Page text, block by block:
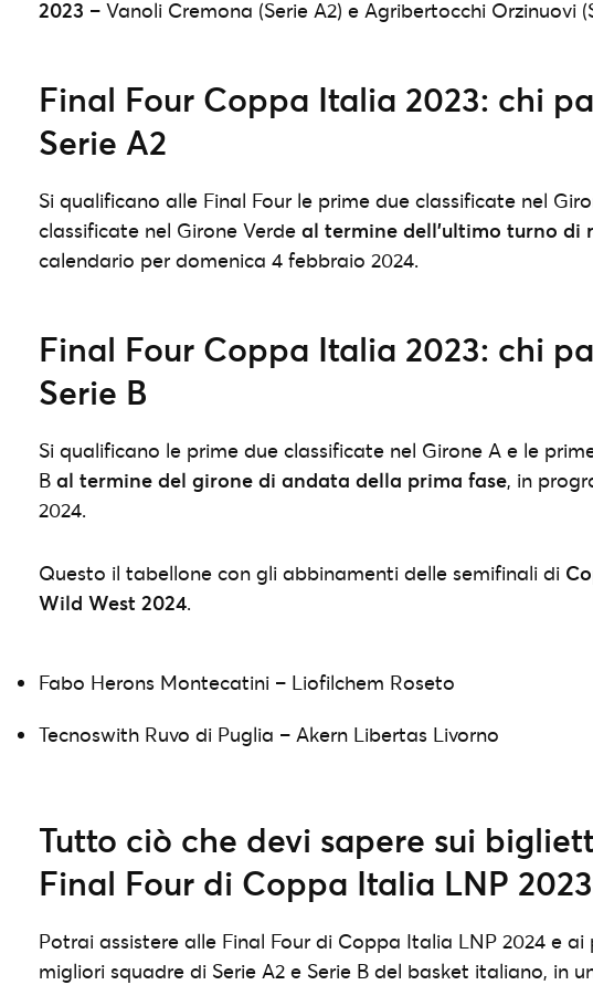
2023 – Vanoli Cremona (Serie A2) e Agribertocchi Orzinuovi
Final Four Coppa Italia 2023: chi
Serie A2
Si qualificano alle Final Four le prime due classificate nel
classificate nel Girone Verde al termine dell’ultimo turno di
calendario per domenica 4 febbraio 2024.
Final Four Coppa Italia 2023: chi
Serie B
Si qualificano le prime due classificate nel Girone A e le
B al termine del girone di andata della prima fase, in
2024.
Questo il tabellone con gli abbinamenti delle semifinali di
Wild West 2024.
Fabo Herons Montecatini – Liofilchem Roseto
Tecnoswith Ruvo di Puglia – Akern Libertas Livorno
Tutto ciò che devi sapere sui
Final Four di Coppa Italia LNP 2023
Potrai assistere alle Final Four di Coppa Italia LNP 2024 e
migliori squadre di Serie A2 e Serie B del basket italiano, in